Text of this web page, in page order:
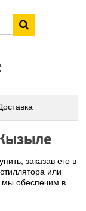
заказав его в
или
мы обеспечим в